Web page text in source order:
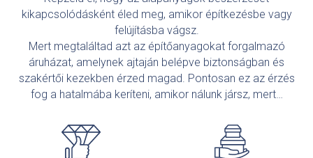
kikapcsolódásként éled meg, amikor építkezésbe vagy
felújításba vágsz.
Mert megtaláltad azt az építőanyagokat forgalmazó
áruházat, amelynek ajtaján belépve biztonságban és
szakértői kezekben érzed magad. Pontosan ez az érzés
fog a hatalmába keríteni, amikor nálunk jársz, mert…